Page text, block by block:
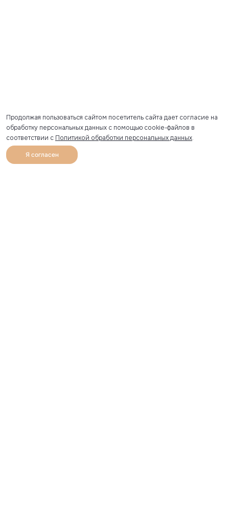
Каталог Избранное
Продолжая пользоваться сайтом посетитель сайта дает согласие на
обработку персональных данных с помощью cookie-файлов в
соответствии с Политикой обработки персональных данных.
Я согласен